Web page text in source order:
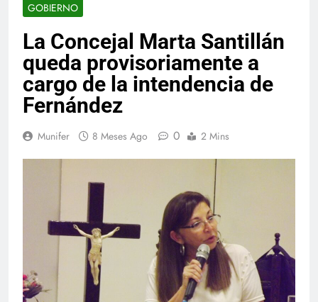
GOBIERNO
La Concejal Marta Santillán
queda provisoriamente a
cargo de la intendencia de
Fernández
Munifer 8 Meses Ago 0 2 Mins